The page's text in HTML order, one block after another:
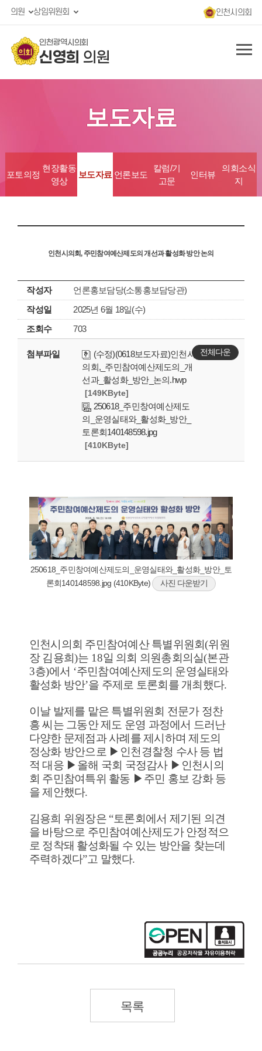
의원 상임위원회 인천시의회
인천광역시의회
신영희 의원
보도자료
포토의정
현장활동
영상
보도자료 언론보도
칼럼/기
고문
인터뷰
의회소식
지
인천시의회, 주민참여예산제도의 개선과 활성화 방안 논의
작성자
언론홍보담당(소통홍보담당관)
작성일
2025년 6월 18일(수)
조회수
703
첨부파일
(수정)(0618보도자료)인천시
의회,_주민참여예산제도의_개
선과_활성화_방안_논의.hwp
[149KByte]
250618_주민창여예산제도
의_운영실태와_활성화_방안_
토론회140148598.jpg
[410KByte]
전체다운
250618_주민창여예산제도의_운영실태와_활성화_방안_토
론회140148598.jpg (410KByte)
사진 다운받기
인천시의회 주민참여예산 특별위원회(위원
장 김용희)는 18일 의회 의원총회의실(본관
3층)에서 ‘주민참여예산제도의 운영실태와
활성화 방안’을 주제로 토론회를 개최했다.
이날 발제를 맡은 특별위원회 전문가 정찬
흥 씨는 그동안 제도 운영 과정에서 드러난
다양한 문제점과 사례를 제시하며 제도의
정상화 방안으로 ▶ 인천경찰청 수사 등 법
적 대응 ▶ 올해 국회 국정감사 ▶ 인천시의
회 주민참여특위 활동 ▶ 주민 홍보 강화 등
을 제안했다.
김용희 위원장은 “토론회에서 제기된 의견
을 바탕으로 주민참여예산제도가 안정적으
로 정착돼 활성화될 수 있는 방안을 찾는데
주력하겠다”고 말했다.
목록